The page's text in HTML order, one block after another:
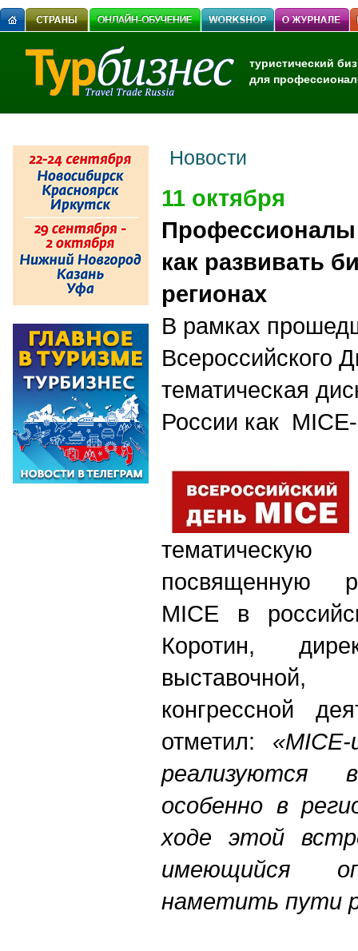
туристический
для
Новости
11 октября
Профессионалы
как развивать
регионах
В рамках
Всероссийского
тематическая
России как
посвященную
MICE в
Коротин,
конгрессной
отметил:
особенно в
ходе этой
имеющийся
наметить пути